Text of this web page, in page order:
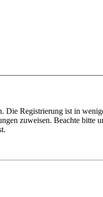
Die Registrierung ist in
zuweisen. Beachte